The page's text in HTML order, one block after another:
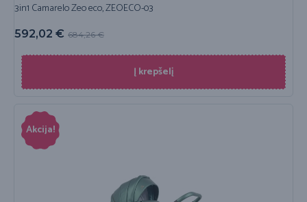
3in1 Camarelo Zeo eco, ZEOECO-03
684,26€
592,02 €
Į krepšelį
Akcija!